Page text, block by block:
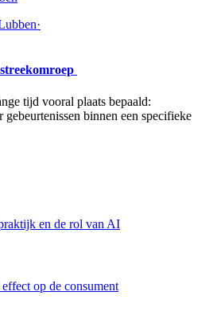
·
tijd vooral plaats bepaald:
binnen een specifieke
en de rol van AI
op de consument